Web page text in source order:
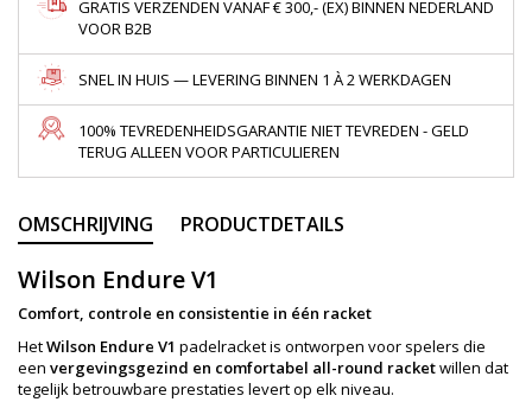
GRATIS VERZENDEN VANAF € 300,- (EX) BINNEN NEDERLAND
VOOR B2B
SNEL IN HUIS — LEVERING BINNEN 1 À 2 WERKDAGEN
100% TEVREDENHEIDSGARANTIE NIET TEVREDEN - GELD
TERUG ALLEEN VOOR PARTICULIEREN
OMSCHRIJVING PRODUCTDETAILS
Wilson Endure V1
Comfort, controle en consistentie in één racket
HetWilson Endure V1 padelracket is ontworpen voor spelers die
een vergevingsgezind en comfortabel all-round racketwillen dat
tegelijk betrouwbare prestaties levert op elk niveau.